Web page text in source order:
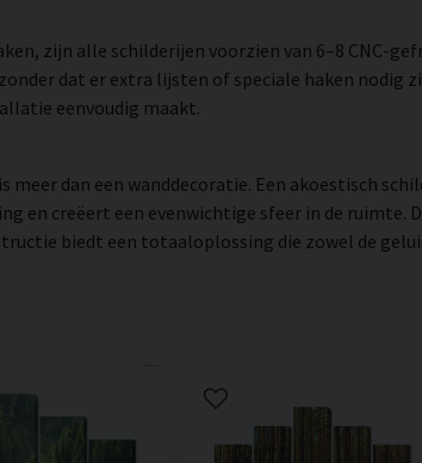
zijn alle schilderijen voorzien van 6–8 CNC-
dat er extra lijsten of speciale haken nodig
eenvoudig maakt.
meer dan een wanddecoratie. Een akoestisch
en creëert een evenwichtige sfeer in de
biedt een totaaloplossing die zowel de